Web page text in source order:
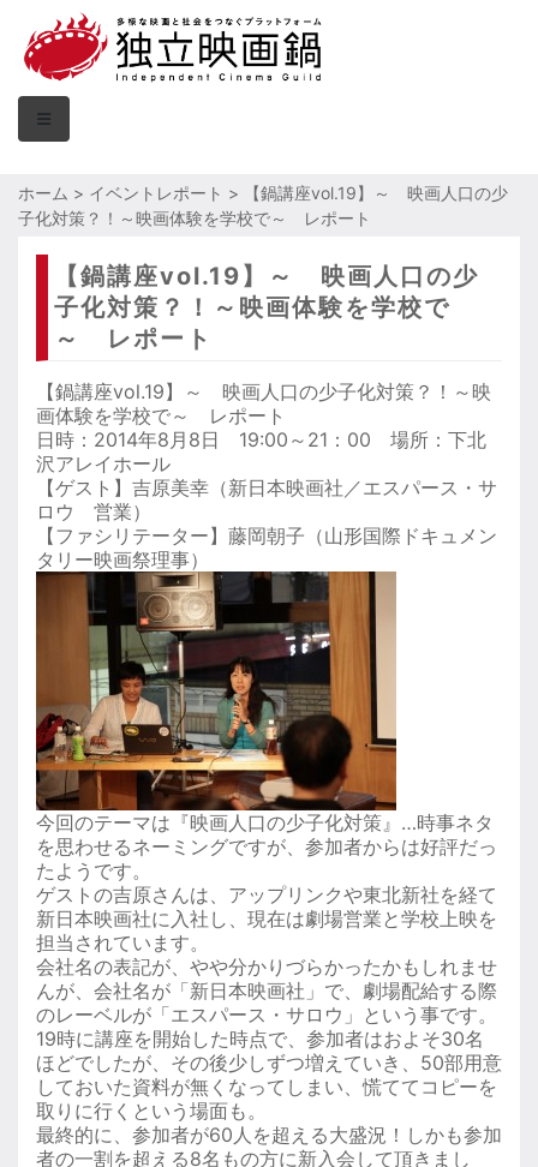
ホーム > イベントレポート >
【鍋講座vol.19】～ 映画人口の少
子化対策？！～映画体験を学校で～ レポート
【鍋講座vol.19】～ 映画人口の少
子化対策？！～映画体験を学校で
～ レポート
【鍋講座vol.19】～ 映画人口の少子化対策？！～映
画体験を学校で～ レポート
日時：2014年8月8日 19:00～21：00 場所：下北
沢アレイホール
【ゲスト】吉原美幸（新日本映画社／エスパース・サ
ロウ 営業）
【ファシリテーター】藤岡朝子（山形国際ドキュメン
タリー映画祭理事）
今回のテーマは『映画人口の少子化対策』…時事ネタ
を思わせるネーミングですが、参加者からは好評だっ
たようです。
ゲストの吉原さんは、アップリンクや東北新社を経て
新日本映画社に入社し、現在は劇場営業と学校上映を
担当されています。
会社名の表記が、やや分かりづらかったかもしれませ
んが、会社名が「新日本映画社」で、劇場配給する際
のレーベルが「エスパース・サロウ」という事です。
19時に講座を開始した時点で、参加者はおよそ30名
ほどでしたが、その後少しずつ増えていき、50部用意
しておいた資料が無くなってしまい、慌ててコピーを
取りに行くという場面も。
最終的に、参加者が60人を超える大盛況！しかも参加
者の一割を超える8名もの方に新入会して頂きまし